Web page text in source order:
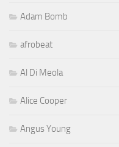
Adam Bomb
afrobeat
Al Di Meola
Alice Cooper
Angus Young